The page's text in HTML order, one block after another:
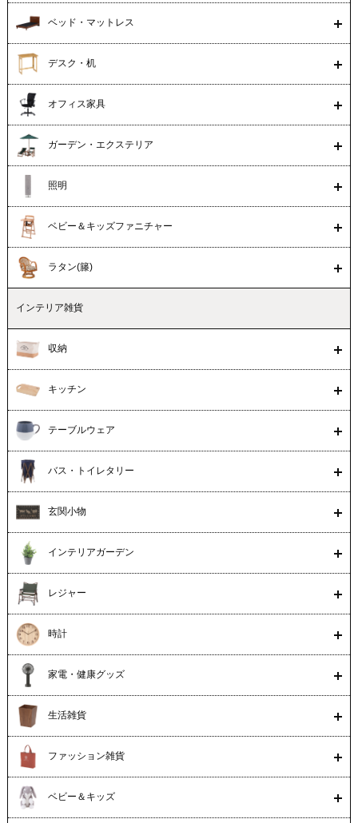
ベッド・マットレス
デスク・机
オフィス家具
ガーデン・エクステリア
照明
ベビー＆キッズファニチャー
ラタン(籐)
インテリア雑貨
収納
キッチン
テーブルウェア
バス・トイレタリー
玄関小物
インテリアガーデン
レジャー
時計
家電・健康グッズ
生活雑貨
ファッション雑貨
ベビー＆キッズ